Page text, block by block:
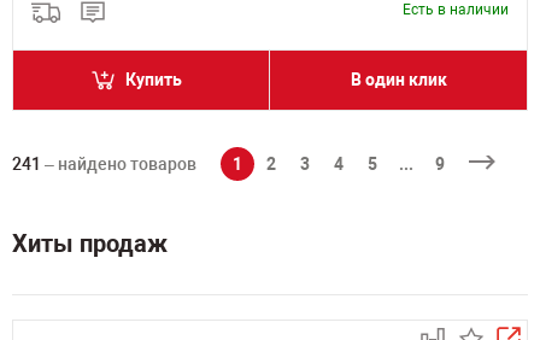
Есть в наличии
Купить В один клик
241 – найдено товаров 1 2 3 4 5 ... 9
Хиты продаж